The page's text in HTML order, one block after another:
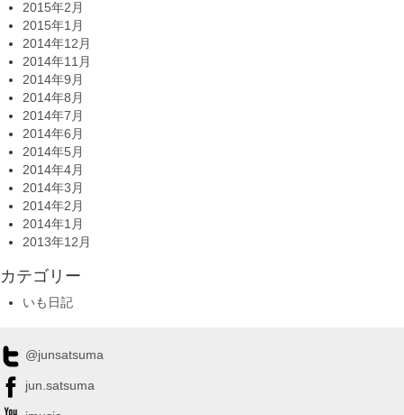
2015年2月
2015年1月
2014年12月
2014年11月
2014年9月
2014年8月
2014年7月
2014年6月
2014年5月
2014年4月
2014年3月
2014年2月
2014年1月
2013年12月
カテゴリー
いも日記
@junsatsuma
jun.satsuma